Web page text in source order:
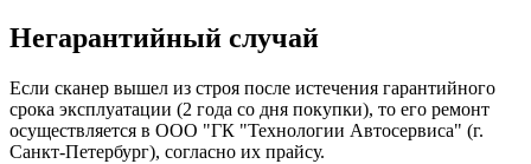
Негарантийный случай
Если сканер вышел из строя после истечения гарантийного
срока эксплуатации (2 года со дня покупки), то его ремонт
осуществляется в ООО "ГК "Технологии Автосервиса" (г.
Санкт-Петербург), согласно их прайсу.